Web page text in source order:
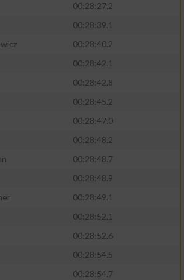
00:28:27.2
00:28:39.1
00:28:40.2
00:28:42.1
00:28:42.8
00:28:45.2
00:28:47.0
00:28:48.2
00:28:48.7
00:28:48.9
00:28:49.1
00:28:52.1
00:28:52.6
00:28:54.5
00:28:54.7